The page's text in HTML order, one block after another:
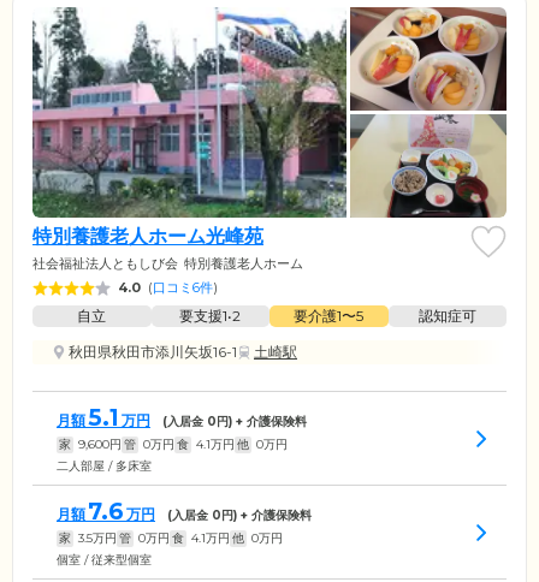
特別養護老人ホーム光峰苑
社会福祉法人ともしび会 特別養護老人ホーム
4.0 (口コミ6件)
自立 要支援1•2 要介護1〜5
認知症可
秋田県秋田市添川矢坂16-1
土崎駅
月額5.1 万円 (入居金 0 円) + 介護保険料
家 9,600円 管 0万円 食 4.1万円 他 0万円
二人部屋 / 多床室
月額 7.6 万円 (入居金 0 円) + 介護保険料
家 3.5万円 管 0万円 食 4.1万円 他 0万円
個室 / 従来型個室